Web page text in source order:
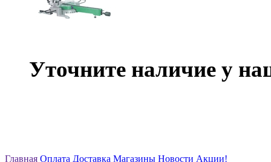
Уточните наличие у
Главная Оплата Доставка Магазины Новости Акции!